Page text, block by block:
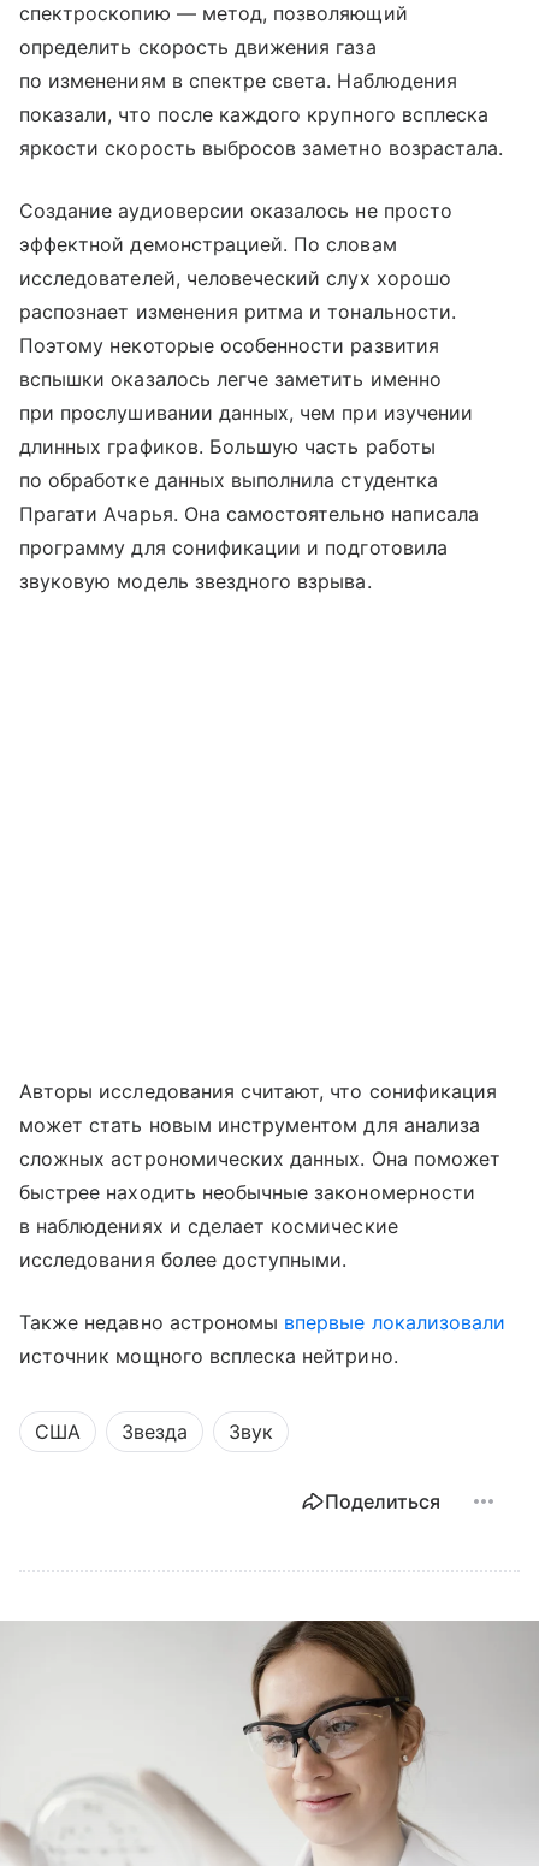
спектроскопию — метод, позволяющий
определить скорость движения газа
по изменениям в спектре света. Наблюдения
показали, что после каждого крупного всплеска
яркости скорость выбросов заметно возрастала.
Создание аудиоверсии оказалось не просто
эффектной демонстрацией. По словам
исследователей, человеческий слух хорошо
распознает изменения ритма и тональности.
Поэтому некоторые особенности развития
вспышки оказалось легче заметить именно
при прослушивании данных, чем при изучении
длинных графиков. Большую часть работы
по обработке данных выполнила студентка
Прагати Ачарья. Она самостоятельно написала
программу для сонификации и подготовила
звуковую модель звездного взрыва.
Авторы исследования считают, что сонификация
может стать новым инструментом для анализа
сложных астрономических данных. Она поможет
быстрее находить необычные закономерности
в наблюдениях и сделает космические
исследования более доступными.
Также недавно астрономы впервые локализовали
источник мощного всплеска нейтрино.
США Звезда Звук
Поделиться